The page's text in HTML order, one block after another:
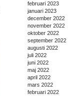
februari 2023
januari 2023
december 2022
november 2022
oktober 2022
september 2022
augusti 2022
juli 2022
juni 2022
maj 2022
april 2022
mars 2022
februari 2022